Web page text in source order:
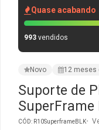
Quase acabando
993 vendidos
Novo 12 meses
Suporte de
SuperFrame
CÓD: R10SuperframeBLK
Gabinete Liketec
Fonte Thermaltake
Ver Todos